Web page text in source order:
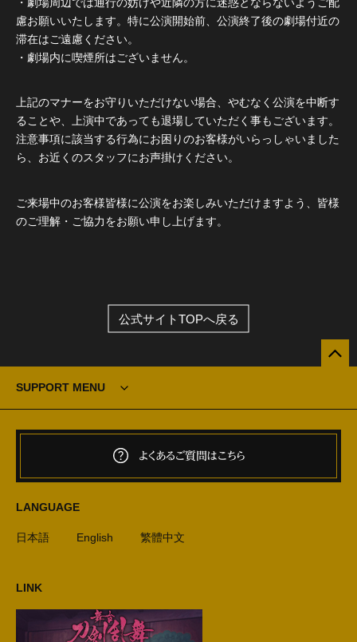
慮お願いいたします。特に公演開始前、公演終了後の劇場付近の
滞在はご遠慮ください。
・劇場内に喫煙所はございません。
上記のマナーをお守りいただけない場合、やむなく公演を中断す
ることや、上演中であっても退場していただく事もございます。
注意事項に該当する行為にお困りのお客様がいらっしゃいました
ら、お近くのスタッフにお声掛けください。
ご来場中のお客様皆様に公演をお楽しみいただけますよう、皆様
のご理解・ご協力をお願い申し上げます。
公式サイトTOPへ戻る
SUPPORT MENU
よくあるご質問はこちら
LANGUAGE
日本語 English 繁體中文
LINK